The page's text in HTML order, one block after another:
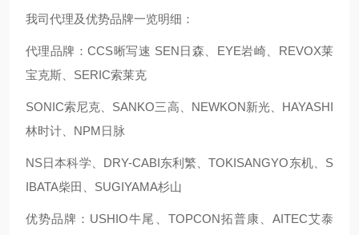
我司代理及优势品牌一览明细：
代理品牌：CCS晰写速 SEN日森、EYE岩崎、REVOX莱
宝克斯、SERIC索莱克
SONIC索尼克、SANKO三高、NEWKON新光、HAYASHI
林时计、NPM日脉
NS日本科学、DRY-CABI东利繁、TOKISANGYO东机、S
IBATA柴田、SUGIYAMA杉山
优势品牌：USHIO牛尾、TOPCON拓普康、AITEC艾泰